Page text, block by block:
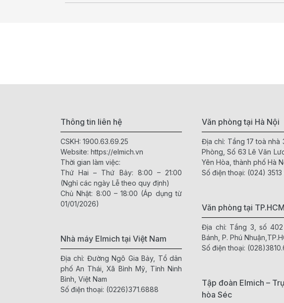
Thông tin liên hệ
CSKH: 1900.63.69.25
Website: https://elmich.vn
Thời gian làm việc:
Thứ Hai – Thứ Bảy: 8:00 – 21:00
(Nghỉ các ngày Lễ theo quy định)
Chủ Nhật: 8:00 – 18:00 (Áp dụng từ
01/01/2026)
Nhà máy Elmich tại Việt Nam
Địa chỉ: Đường Ngô Gia Bảy, Tổ dân
phố An Thái, Xã Bình Mỹ, Tỉnh Ninh
Bình, Việt Nam
Số điện thoại: (0226)371.6888
Văn phòng tại Hà Nội
Địa chỉ: Tầng 17 toà nhà
Phòng, Số 63 Lê Văn
Yên Hòa, thành phố Hà
Số điện thoại: (024)
Văn phòng tại TP.HCM
Địa chỉ: Tầng 3, số 402
Bánh, P. Phú
Số điện thoại:
Tập đoàn Elmich –
hòa Séc